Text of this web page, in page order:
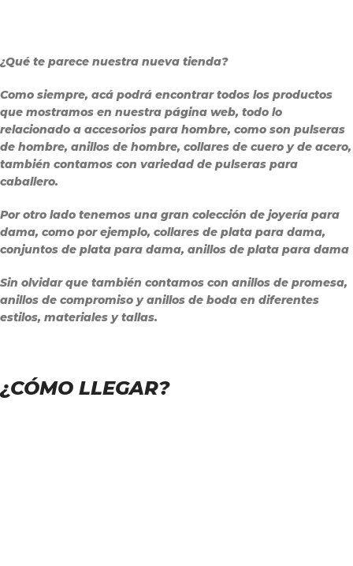
¿Qué te parece nuestra nueva tienda?
Como siempre, acá podrá encontrar todos los productos
que mostramos en nuestra página web, todo lo
relacionado a accesorios para hombre, como son pulseras
de hombre, anillos de hombre, collares de cuero y de acero,
también contamos con variedad de pulseras para
caballero.
Por otro lado tenemos una gran colección de joyería para
dama, como por ejemplo, collares de plata para dama,
conjuntos de plata para dama, anillos de plata para dama
Sin olvidar que también contamos con anillos de promesa,
anillos de compromiso y anillos de boda en diferentes
estilos, materiales y tallas.
¿CÓMO LLEGAR?